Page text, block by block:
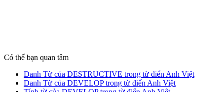
Có thể bạn quan tâm
Danh Từ của DESTRUCTIVE trong từ điển Anh Việt
Danh Từ của DEVELOP trong từ điển Anh Việt